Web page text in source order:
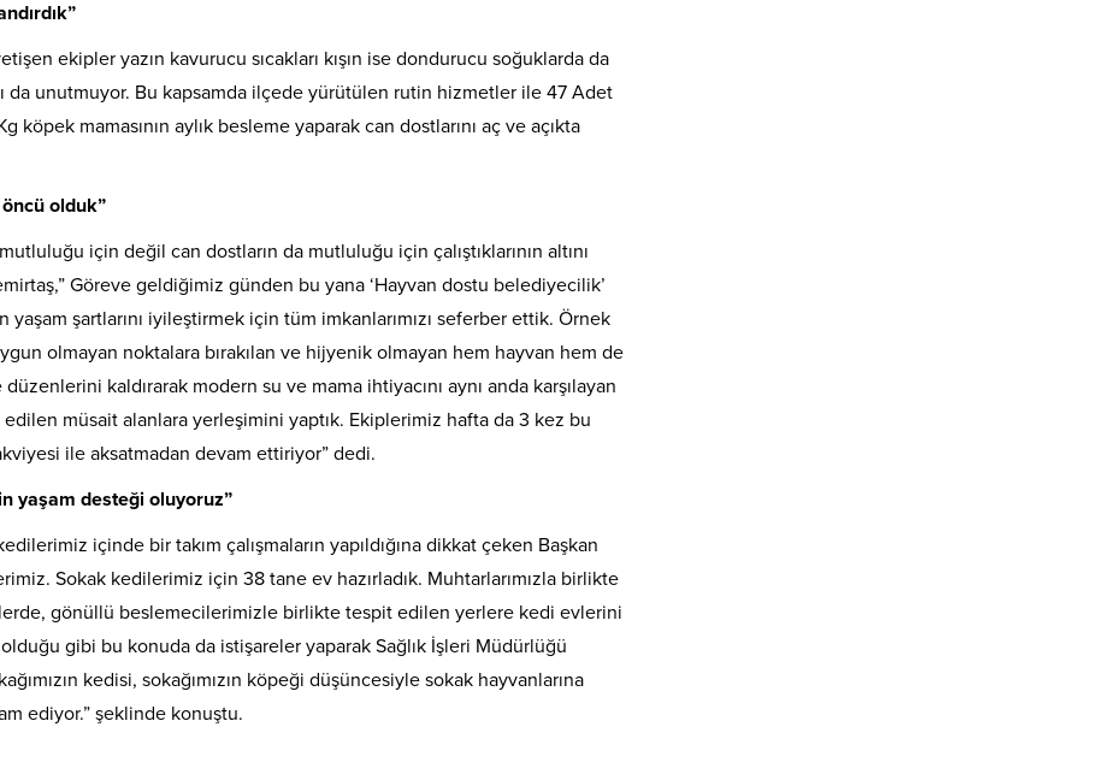
ekipler yazın kavurucu sıcakları kışın ise dondurucu soğuklarda da
da unutmuyor. Bu kapsamda ilçede yürütülen rutin hizmetler ile 47 Adet
köpek mamasının aylık besleme yaparak can dostlarını aç ve açıkta
olduk”
için değil can dostların da mutluluğu için çalıştıklarının altını
Göreve geldiğimiz günden bu yana ‘Hayvan dostu belediyecilik’
yaşam şartlarını iyileştirmek için tüm imkanlarımızı seferber ettik. Örnek
olmayan noktalara bırakılan ve hijyenik olmayan hem hayvan hem de
kaldırarak modern su ve mama ihtiyacını aynı anda karşılayan
müsait alanlara yerleşimini yaptık. Ekiplerimiz hafta da 3 kez bu
ile aksatmadan devam ettiriyor” dedi.
yaşam desteği oluyoruz”
içinde bir takım çalışmaların yapıldığına dikkat çeken Başkan
Sokak kedilerimiz için 38 tane ev hazırladık. Muhtarlarımızla birlikte
gönüllü beslemecilerimizle birlikte tespit edilen yerlere kedi evlerini
gibi bu konuda da istişareler yaparak Sağlık İşleri Müdürlüğü
kedisi, sokağımızın köpeği düşüncesiyle sokak hayvanlarına
ediyor.” şeklinde konuştu.